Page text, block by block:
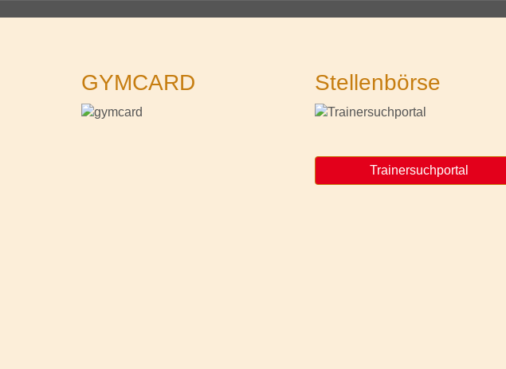
GYMCARD Stellenbörse
Trainersuchportal